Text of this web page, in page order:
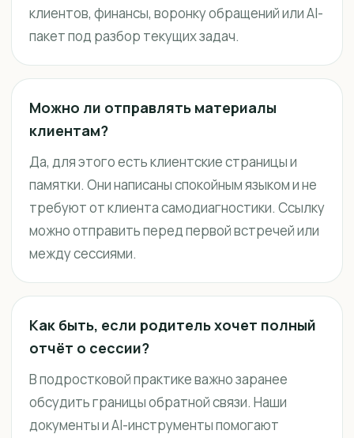
клиентов, финансы, воронку обращений или AI-
пакет под разбор текущих задач.
Можно ли отправлять материалы
клиентам?
Да, для этого есть клиентские страницы и
памятки. Они написаны спокойным языком и не
требуют от клиента самодиагностики. Ссылку
можно отправить перед первой встречей или
между сессиями.
Как быть, если родитель хочет полный
отчёт о сессии?
В подростковой практике важно заранее
обсудить границы обратной связи. Наши
документы и AI-инструменты помогают